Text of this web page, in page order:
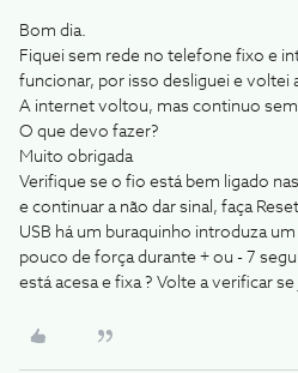
Bom dia.
Fiquei sem rede no telefone fixo e
funcionar, por isso desliguei e voltei
A internet voltou, mas continuo
O que devo fazer?
Muito obrigada
Verifique se o fio está bem ligado
e continuar a não dar sinal, faça
USB há um buraquinho introduza
pouco de força durante + ou - 7
está acesa e fixa ? Volte a verificar